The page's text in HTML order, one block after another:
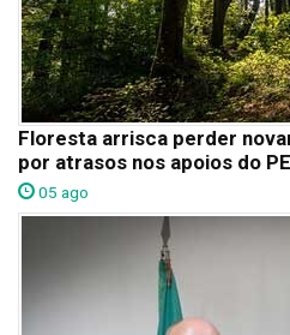
Floresta arrisca perder
por atrasos nos apoios do
05 ago